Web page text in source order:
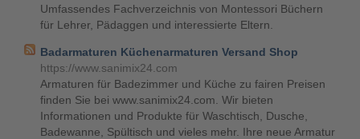
Umfassendes Fachverzeichnis von Montessori Büchern
für Lehrer, Pädaggen und interessierte Eltern.
Badarmaturen Küchenarmaturen Versand Shop
https://www.sanimix24.com
Armaturen für Badezimmer und Küche zu fairen Preisen
finden Sie bei www.sanimix24.com. Wir bieten
Informationen und Produkte für Waschtisch, Dusche,
Badewanne, Spültisch und vieles mehr. Ihre neue Armatur